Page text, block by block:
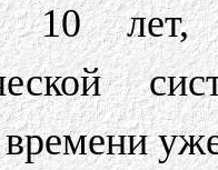
10
времени